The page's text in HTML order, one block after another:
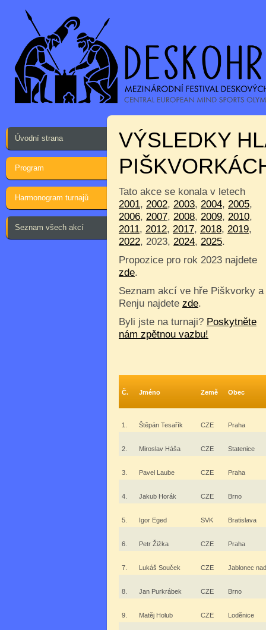
Úvodní strana
Program
Harmonogram turnajů
Seznam všech akcí
VÝSLEDKY
Tato akce se konala v letech
2001, 2002, 2003, 2004, 2005,
2006, 2007, 2008, 2009, 2010,
2011, 2012, 2017, 2018, 2019,
2022, 2023, 2024, 2025.
Propozice pro rok 2023 najdete
zde.
Seznam akcí ve hře Piškvorky a
Renju najdete zde.
Byli jste na turnaji? Poskytněte
nám zpětnou vazbu!
Č. Jméno Země Obec
1. Štěpán Tesařík CZE Praha
2. Miroslav Háša CZE Statenice
3. Pavel Laube CZE Praha
4. Jakub Horák CZE Brno
5. Igor Eged SVK Bratislava
6. Petr Žižka CZE Praha
7. Lukáš Souček CZE Jablonec
8. Jan Purkrábek CZE Brno
9. Matěj Holub CZE Loděnice